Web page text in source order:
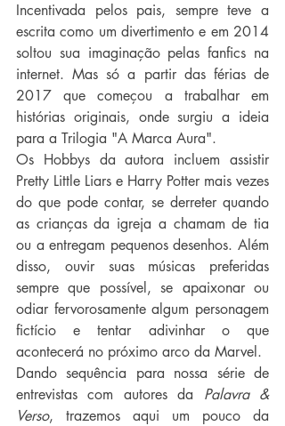
Incentivada pelos pais, sempre teve a
escrita como um divertimento e em 2014
soltou sua imaginação pelas fanfics na
internet. Mas só a partir das férias de
2017 que começou a trabalhar em
histórias originais, onde surgiu a ideia
para a Trilogia "A Marca Aura".
Os Hobbys da autora incluem assistir
Pretty Little Liars e Harry Potter mais vezes
do que pode contar, se derreter quando
as crianças da igreja a chamam de tia
ou a entregam pequenos desenhos. Além
disso, ouvir suas músicas preferidas
sempre que possível, se apaixonar ou
odiar fervorosamente algum personagem
fictício e tentar adivinhar o que
acontecerá no próximo arco da Marvel.
Dando sequência para nossa série de
entrevistas com autores da Palavra &
Verso, trazemos aqui um pouco da